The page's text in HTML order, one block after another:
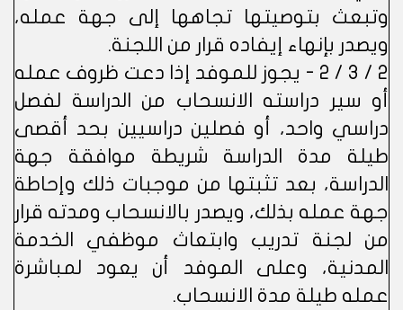
وتبعث بتوصيتها تجاهها إلى جهة عمله،
ويصدر بإنهاء إيفاده قرار من اللجنة.
2 / 3 / 2 - يجوز للموفد إذا دعت ظروف عمله
أو سير دراسته الانسحاب من الدراسة لفصل
دراسي واحد، أو فصلين دراسيين بحد أقصى
طيلة مدة الدراسة شريطة موافقة جهة
الدراسة، بعد تثبتها من موجبات ذلك وإحاطة
جهة عمله بذلك، ويصدر بالانسحاب ومدته قرار
من لجنة تدريب وابتعاث موظفي الخدمة
المدنية، وعلى الموفد أن يعود لمباشرة
عمله طيلة مدة الانسحاب.